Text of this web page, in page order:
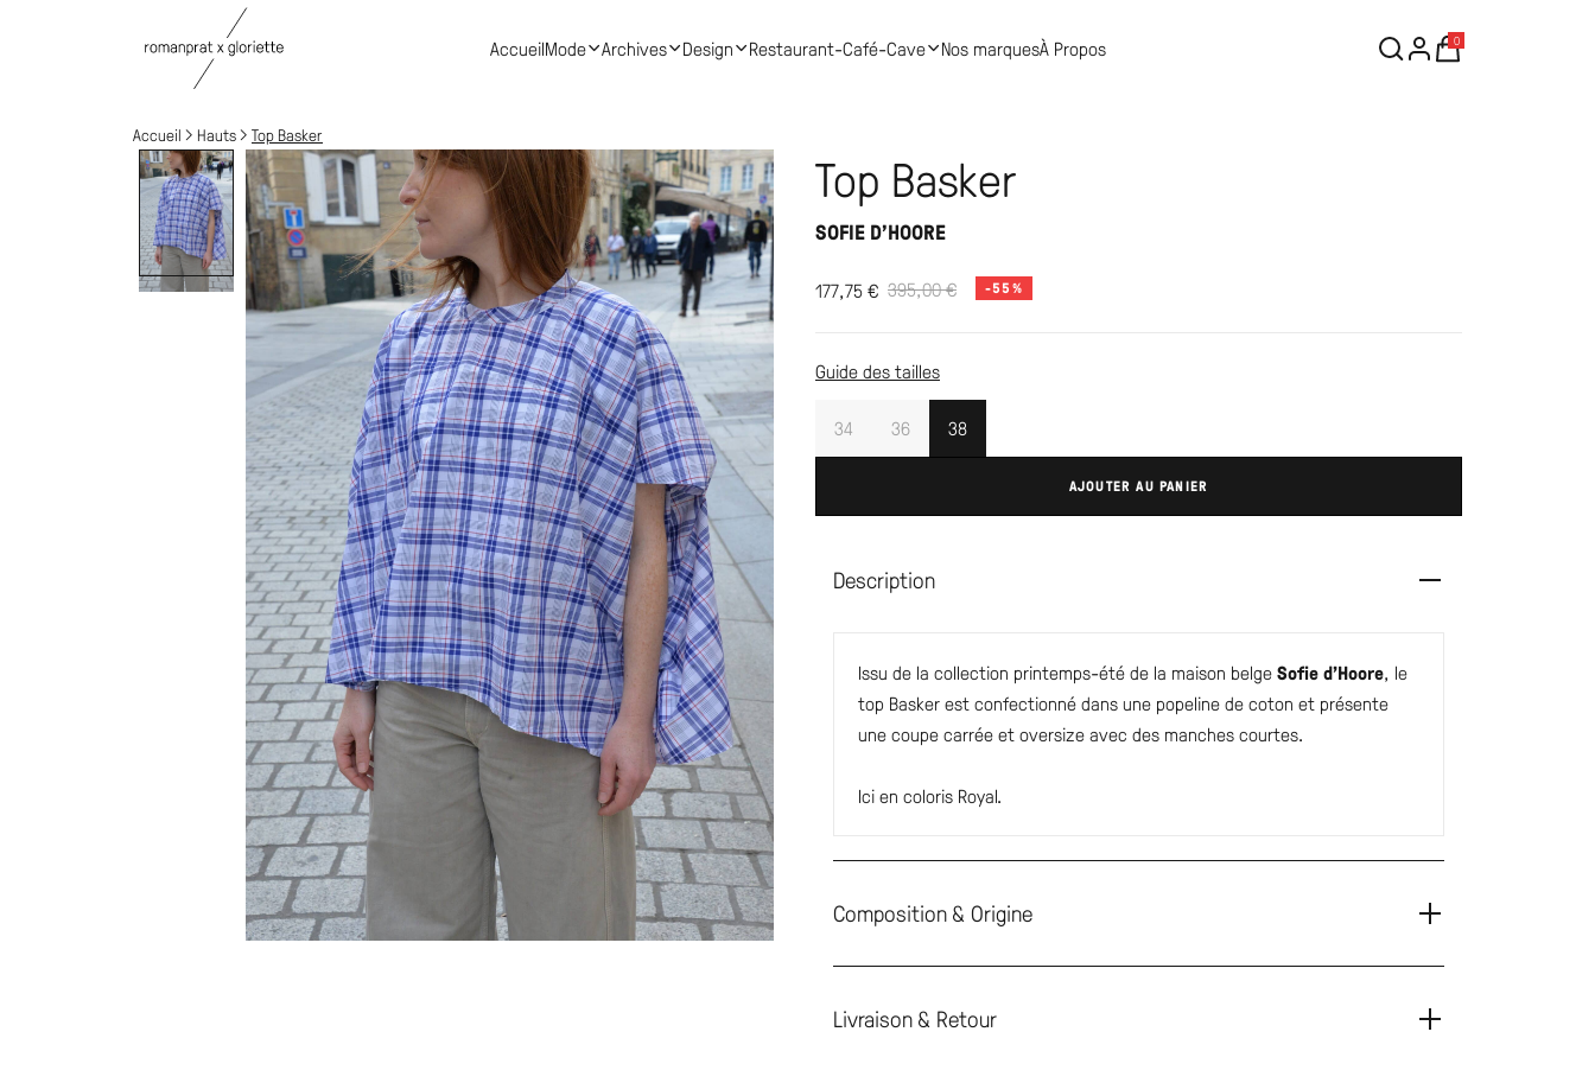
AccueilMode Archives Design Restaurant-Café-Cave Nos marquesÀ Propos 0
Accueil Hauts Top Basker
Top Basker
SOFIE D'HOORE
177,75€ 395,00€ -55%
Guide des tailles
34 36 38
AJOUTER AU PANIER
Description
Issu de la collection printemps-été de la maison belgeSofie d’Hoore, le
top Basker est confectionné dans une popeline de coton et présente
une coupe carrée et oversize avec des manches courtes.
Ici en coloris Royal.
Composition & Origine
Livraison & Retour